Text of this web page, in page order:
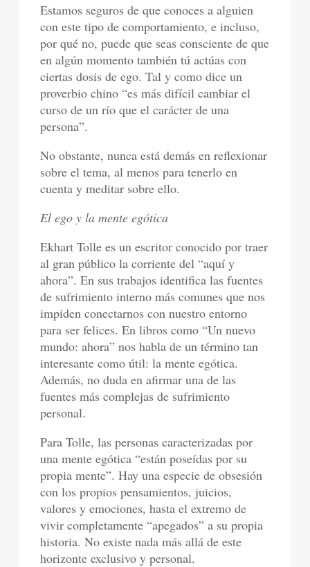
Estamos seguros de que conoces a alguien
con este tipo de comportamiento, e incluso,
por qué no, puede que seas consciente de que
en algún momento también tú actúas con
ciertas dosis de ego. Tal y como dice un
proverbio chino “es más difícil cambiar el
curso de un río que el carácter de una
persona”.
No obstante, nunca está demás en reflexionar
sobre el tema, al menos para tenerlo en
cuenta y meditar sobre ello.
El ego y la mente egótica
Ekhart Tolle es un escritor conocido por traer
al gran público la corriente del “aquí y
ahora”. En sus trabajos identifica las fuentes
de sufrimiento interno más comunes que nos
impiden conectarnos con nuestro entorno
para ser felices. En libros como “Un nuevo
mundo: ahora” nos habla de un término tan
interesante como útil: la mente egótica.
Además, no duda en afirmar una de las
fuentes más complejas de sufrimiento
personal.
Para Tolle, las personas caracterizadas por
una mente egótica “están poseídas por su
propia mente”. Hay una especie de obsesión
con los propios pensamientos, juicios,
valores y emociones, hasta el extremo de
vivir completamente “apegados” a su propia
historia. No existe nada más allá de este
horizonte exclusivo y personal.